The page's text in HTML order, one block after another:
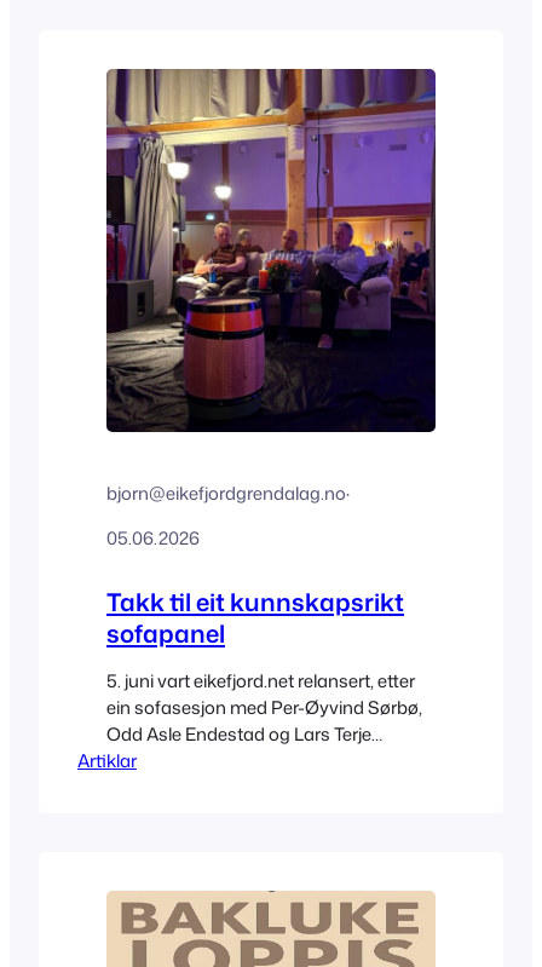
bjorn@eikefjordgrendalag.no·
05.06.2026
Takk til eit kunnskapsrikt
sofapanel
5. juni vart eikefjord.net relansert, etter
ein sofasesjon med Per-Øyvind Sørbø,
Odd Asle Endestad og Lars Terje
Standal.
Artiklar